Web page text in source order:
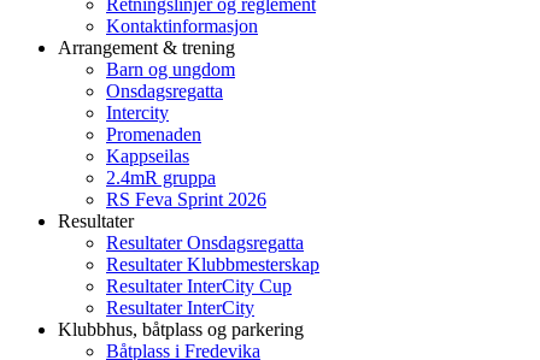
Retningslinjer og reglement
Kontaktinformasjon
Arrangement & trening
Barn og ungdom
Onsdagsregatta
Intercity
Promenaden
Kappseilas
2.4mR gruppa
RS Feva Sprint 2026
Resultater
Resultater Onsdagsregatta
Resultater Klubbmesterskap
Resultater InterCity Cup
Resultater InterCity
Klubbhus, båtplass og parkering
Båtplass i Fredevika